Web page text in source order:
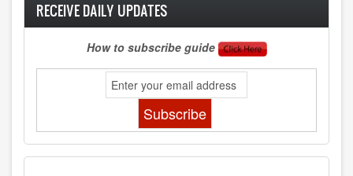
RECEIVE DAILY UPDATES
How to subscribe guide